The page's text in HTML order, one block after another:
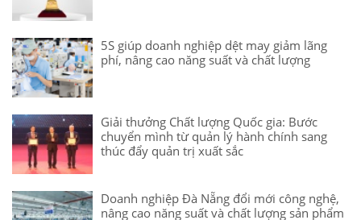
5S giúp doanh nghiệp dệt may giảm lãng
phí, nâng cao năng suất và chất lượng
Giải thưởng Chất lượng Quốc gia: Bước
chuyển mình từ quản lý hành chính sang
thúc đẩy quản trị xuất sắc
Doanh nghiệp Đà Nẵng đổi mới công nghệ,
nâng cao năng suất và chất lượng sản phẩm